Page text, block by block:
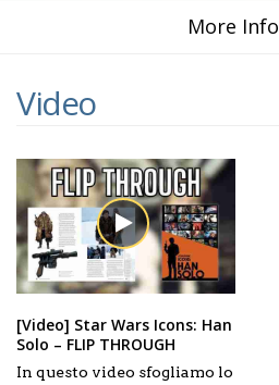
More Info
Video
[Video] Star Wars Icons: Han
Solo – FLIP THROUGH
In questo video sfogliamo lo